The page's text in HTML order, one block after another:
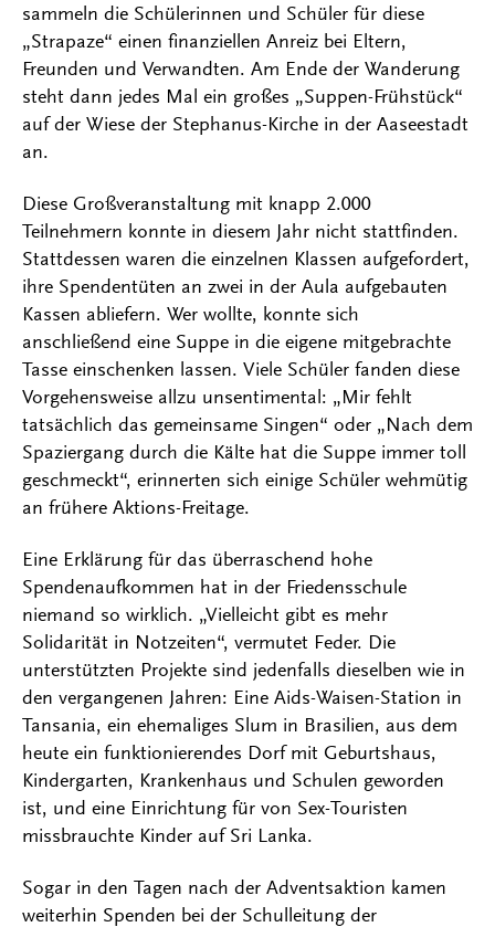
sammeln die Schülerinnen und Schüler für diese
„Strapaze“ einen finanziellen Anreiz bei Eltern,
Freunden und Verwandten. Am Ende der Wanderung
steht dann jedes Mal ein großes „Suppen-Frühstück“
auf der Wiese der Stephanus-Kirche in der Aaseestadt
an.
Diese Großveranstaltung mit knapp 2.000
Teilnehmern konnte in diesem Jahr nicht stattfinden.
Stattdessen waren die einzelnen Klassen aufgefordert,
ihre Spendentüten an zwei in der Aula aufgebauten
Kassen abliefern. Wer wollte, konnte sich
anschließend eine Suppe in die eigene mitgebrachte
Tasse einschenken lassen. Viele Schüler fanden diese
Vorgehensweise allzu unsentimental: „Mir fehlt
tatsächlich das gemeinsame Singen“ oder „Nach dem
Spaziergang durch die Kälte hat die Suppe immer toll
geschmeckt“, erinnerten sich einige Schüler wehmütig
an frühere Aktions-Freitage.
Eine Erklärung für das überraschend hohe
Spendenaufkommen hat in der Friedensschule
niemand so wirklich. „Vielleicht gibt es mehr
Solidarität in Notzeiten“, vermutet Feder. Die
unterstützten Projekte sind jedenfalls dieselben wie in
den vergangenen Jahren: Eine Aids-Waisen-Station in
Tansania, ein ehemaliges Slum in Brasilien, aus dem
heute ein funktionierendes Dorf mit Geburtshaus,
Kindergarten, Krankenhaus und Schulen geworden
ist, und eine Einrichtung für von Sex-Touristen
missbrauchte Kinder auf Sri Lanka.
Sogar in den Tagen nach der Adventsaktion kamen
weiterhin Spenden bei der Schulleitung der